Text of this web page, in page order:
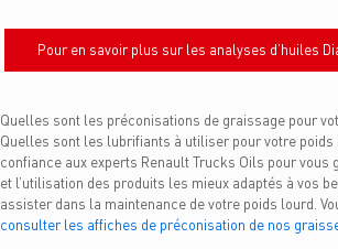
Pour en savoir plus sur les analyses d’huiles
Quelles sont les préconisations de graissage pour
Quelles sont les lubrifiants à utiliser pour votre poids
confiance aux experts Renault Trucks Oils pour vous
et l’utilisation des produits les mieux adaptés à vos
assister dans la maintenance de votre poids lourd.
consulter les affiches de préconisation de nos